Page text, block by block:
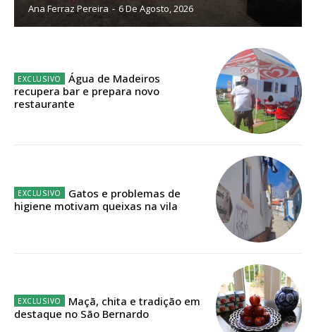
Sendo assinante terá acesso a todos os conteúdos exclusivos e versões
12 meses
Edição em papel entregue à Quinta-feira em sua
Acesso ao conteúdo online
Acesso aos conteúdos Exclusivos para
Ana Ferraz Pereira - 6 De Agosto, 2026
Água de Madeiros
recupera bar e prepara novo
restaurante
Gatos e problemas de
higiene motivam queixas na vila
Maçã, chita e tradição em
destaque no São Bernardo